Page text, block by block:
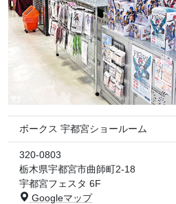
ボークス 宇都宮ショールーム
320-0803
栃木県宇都宮市曲師町2-18
宇都宮フェスタ 6F
Googleマップ